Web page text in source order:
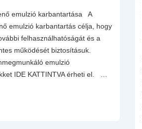
emulzió karbantartása A
emulzió karbantartás célja, hogy
felhasználhatóságát és a
működését biztosításuk.
emulzió
IDE KATTINTVA érheti el. …